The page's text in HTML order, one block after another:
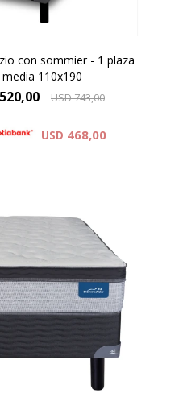
con sommier - 1 plaza
media 110x190
520,00 USD743,00
USD 468,00
Decire combina un
de Resortes Pocket
con espumas de
para ofrecer un
confortable, estable y
excelente nivel de
Su diseño está
brindar un soporte